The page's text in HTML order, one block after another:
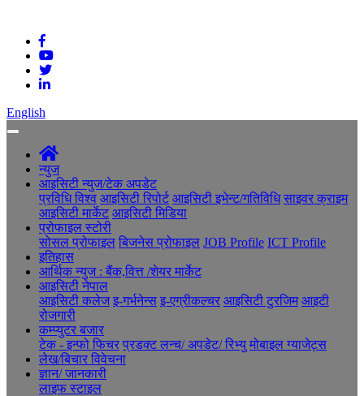
English
न्युज
आइसिटी न्युज/टेक अपडेट
प्रविधि विश्व आइसिटी रिपोर्ट आइसिटी इभेन्ट/गतिविधि साइवर क्राइम
आइसिटी मार्केट आइसिटी मिडिया
प्रोफाइल स्टोरी
सोसल प्रोफाइल बिजनेस प्रोफाइल JOB Profile ICT Profile
इतिहास
आर्थिक न्युज : बैंक,वित्त /शेयर मार्केट
आइसिटी नेपाल
आइसिटी कलेज इ-गर्भनेन्स इ-एग्रीकल्चर आइसिटी टुरजिम आइटी
रोजगारी
कम्प्युटर बजार
टेक - इन्फो फिचर प्रडक्ट लन्च/ अपडेट/ रिभ्यु मोबाइल ग्याजेट्स
लेख/बिचार विवेचना
ज्ञान/ जानकारी
लाइफ स्टाइल